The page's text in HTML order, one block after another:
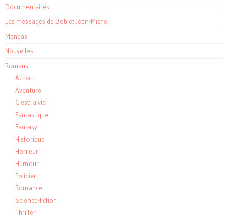
Documentaires
Les messages de Bob et Jean-Michel
Mangas
Nouvelles
Romans
Action
Aventure
C'est la vie !
Fantastique
Fantasy
Historique
Horreur
Humour
Policier
Romance
Science-fiction
Thriller